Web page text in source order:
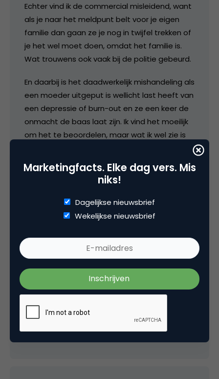
Echter vind ik de commercial misleidend, want
als je naar het meldpunt belt voor je eigen
familie dan gaan ze je nog in twijfel trekken of
je het wel moet doen, omdat het familie is.
Wat trouwens ook vaak bij de politie gebeurd.
En daarbij is het daadwerkelijk mishandeling als
een moeder uitgeput is wellicht last heeft van
een depressie of burn-out en ze een keer de
onmacht de baas laat zijn. Ik vind het moeilijk
om het te beoordelen, maar wat ik wel zie is
samenleving. We spreken hier over een
rubbertegeltjes generatie. Kinderen die overal
kunnen uitvreten zonder ernstige gevolgen.
Vroeger als je wat flikte in de klas, dan kreeg je
docenten oppassen dat ze geen boze ouders
op school krijgen. Waar gaat de grens liggen?
Zou het niet de weerbaarheid van de jonkies
af laten nemen? Waardoor ze sneller
emotioneel raken of zelfs verstrikt in hun
emotie?
Marketingfacts. Elke dag vers. Mis
niks!
Dagelijkse nieuwsbrief
Wekelijkse nieuwsbrief